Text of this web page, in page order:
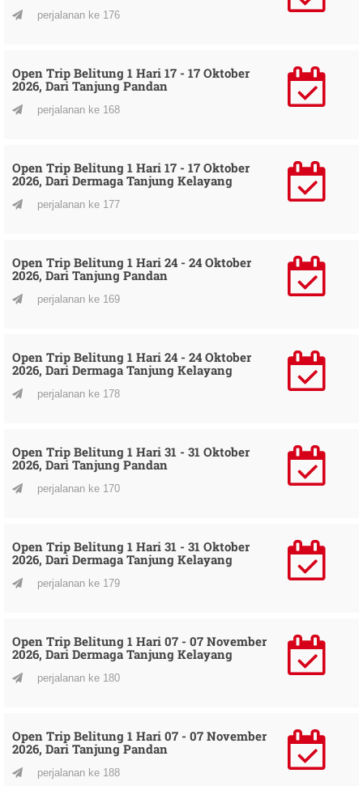
perjalanan ke 176
Open Trip Belitung 1 Hari 17 - 17 Oktober
2026, Dari Tanjung Pandan
perjalanan ke 168
Open Trip Belitung 1 Hari 17 - 17 Oktober
2026, Dari Dermaga Tanjung Kelayang
perjalanan ke 177
Open Trip Belitung 1 Hari 24 - 24 Oktober
2026, Dari Tanjung Pandan
perjalanan ke 169
Open Trip Belitung 1 Hari 24 - 24 Oktober
2026, Dari Dermaga Tanjung Kelayang
perjalanan ke 178
Open Trip Belitung 1 Hari 31 - 31 Oktober
2026, Dari Tanjung Pandan
perjalanan ke 170
Open Trip Belitung 1 Hari 31 - 31 Oktober
2026, Dari Dermaga Tanjung Kelayang
perjalanan ke 179
Open Trip Belitung 1 Hari 07 - 07 November
2026, Dari Dermaga Tanjung Kelayang
perjalanan ke 180
Open Trip Belitung 1 Hari 07 - 07 November
2026, Dari Tanjung Pandan
perjalanan ke 188